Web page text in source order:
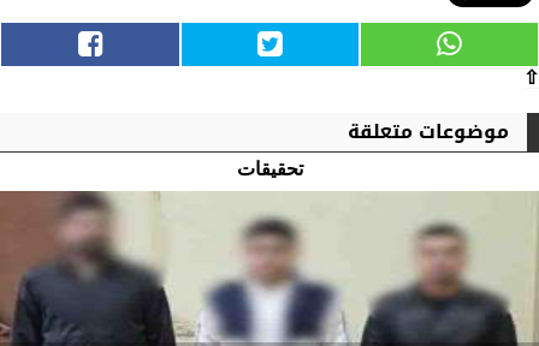
⇧
موضوعات متعلقة
تحقيقات